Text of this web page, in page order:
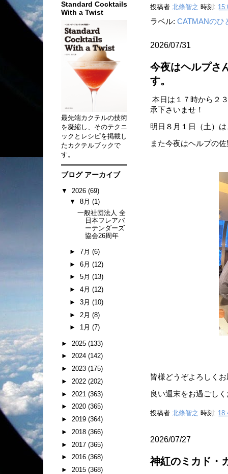
投稿者 北條智之 時刻:
ラベル: CATMANのひ
2026/07/31
今夜はヘルプさ
す。
本日は１７時から２
承下さいませ！
明日８月１日（土）
また今夜はヘルプの
皆様どうぞよろしく
良い週末をお過ごし
投稿者 北條智之 時刻:
2026/07/27
神紅のミカド・
Standard Cocktails
With a Twist
最先端カクテルの技術
を凝縮し、そのテクニ
ックとレシピを掲載し
たカクテルブックで
す。
ブログ アーカイブ
▼ 2026 (69)
▼ 8月 (1)
一般社団法人 全
日本フレアバ
ーテンダーズ
協会26周年
► 7月 (6)
► 6月 (12)
► 5月 (13)
► 4月 (12)
► 3月 (10)
► 2月 (8)
► 1月 (7)
► 2025 (133)
► 2024 (142)
► 2023 (175)
► 2022 (202)
► 2021 (363)
► 2020 (365)
► 2019 (364)
► 2018 (366)
► 2017 (365)
► 2016 (368)
► 2015 (368)